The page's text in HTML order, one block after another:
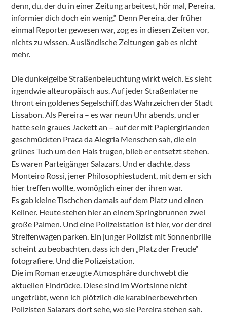
denn, du, der du in einer Zeitung arbeitest, hör mal, Pereira,
informier dich doch ein wenig.“ Denn Pereira, der früher
einmal Reporter gewesen war, zog es in diesen Zeiten vor,
nichts zu wissen. Ausländische Zeitungen gab es nicht
mehr.
Die dunkelgelbe Straßenbeleuchtung wirkt weich. Es sieht
irgendwie alteuropäisch aus. Auf jeder Straßenlaterne
thront ein goldenes Segelschiff, das Wahrzeichen der Stadt
Lissabon. Als Pereira – es war neun Uhr abends, und er
hatte sein graues Jackett an – auf der mit Papiergirlanden
geschmückten Praca da Alegria Menschen sah, die ein
grünes Tuch um den Hals trugen, blieb er entsetzt stehen.
Es waren Parteigänger Salazars. Und er dachte, dass
Monteiro Rossi, jener Philosophiestudent, mit dem er sich
hier treffen wollte, womöglich einer der ihren war.
Es gab kleine Tischchen damals auf dem Platz und einen
Kellner. Heute stehen hier an einem Springbrunnen zwei
große Palmen. Und eine Polizeistation ist hier, vor der drei
Streifenwagen parken. Ein junger Polizist mit Sonnenbrille
scheint zu beobachten, dass ich den „Platz der Freude“
fotografiere. Und die Polizeistation.
Die im Roman erzeugte Atmosphäre durchwebt die
aktuellen Eindrücke. Diese sind im Wortsinne nicht
ungetrübt, wenn ich plötzlich die karabinerbewehrten
Polizisten Salazars dort sehe, wo sie Pereira stehen sah.